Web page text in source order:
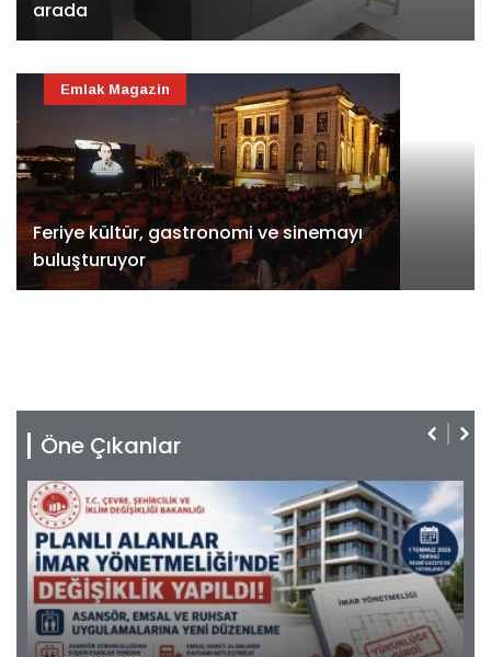
arada
Feriye kültür, gastronomi ve sinemayı
buluşturuyor
Emlak Magazin
Öne Çıkanlar
06.08.2026